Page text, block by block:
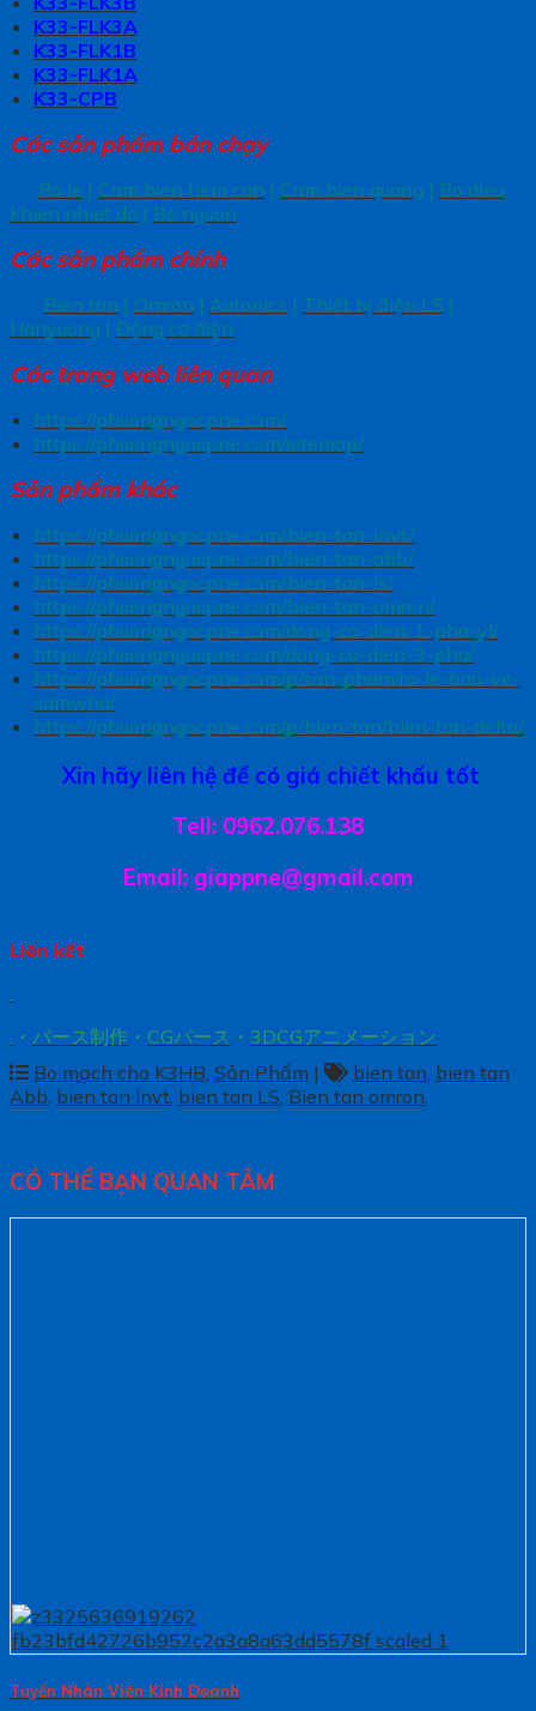
K33-FLK3A
K33-FLK1B
K33-FLK1A
K33-CPB
Các sản phẩm bán chạy
Ro le | Cam bien tiem can | Cam bien quang | Bo dieu
khien nhiet do | Bo nguon
Các sản phẩm chính
Bien tan | Omron | Autonics | Thiết bị điện LS |
Hanyuong | Động cơ điện
Các trang web liên quan
https://phuongngocpne.com/
https://phuongngocpne.com/sitemap/
Sản phẩm khác
https://phuongngocpne.com/bien-tan-invt/
https://phuongngocpne.com/bien-tan-abb/
https://phuongngocpne.com/bien-tan-ls/
https://phuongngocpne.com/bien-tan-omron/
https://phuongngocpne.com/dong-co-dien-1-pha-yl/
https://phuongngocpne.com/dong-co-dien-3-pha/
https://phuongngocpne.com/p/san-pham/ro-le-bao-ve-
samwha/
https://phuongngocpne.com/p/bien-tan/bien-tan-delta/
Xin hãy liên hệ để có giá chiết khấu tốt
Tell: 0962.076.138
Email: giappne@gmail.com
Liên kết
・ パース制作 ・ CGパース ・ 3DCGアニメーション
Bo mạch cho K3HB Sản Phẩm | bien tan bien tan
Abb bien tan Invt bien tan LS Bien tan omron
CÓ THỂ BẠN QUAN TÂM
Tuyển Nhân Viên Kinh Doanh